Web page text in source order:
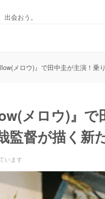
出会おう。
メロウ)』で田中圭が主演！
メロウ)』で
監督が描く新
います